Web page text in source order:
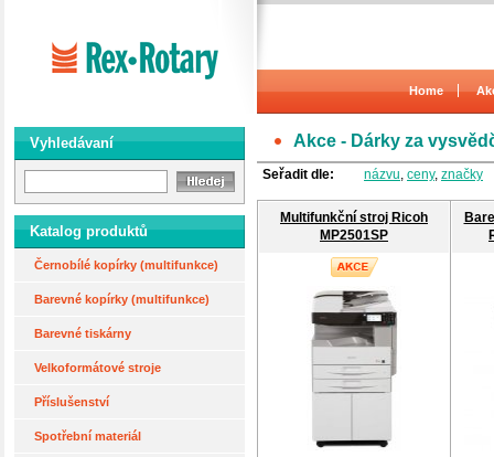
Vyhledávaní
Katalog produktů
Černobílé kopírky (multifunkce)
Barevné kopírky (multifunkce)
Barevné tiskárny
Velkoformátové stroje
Příslušenství
Spotřební materiál
Home
Akce - Dárky za
Seřadit dle: názvu, ceny, značky
Multifunkční stroj Ricoh
MP2501SP